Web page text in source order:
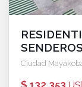
Ciudad
$ 132,353